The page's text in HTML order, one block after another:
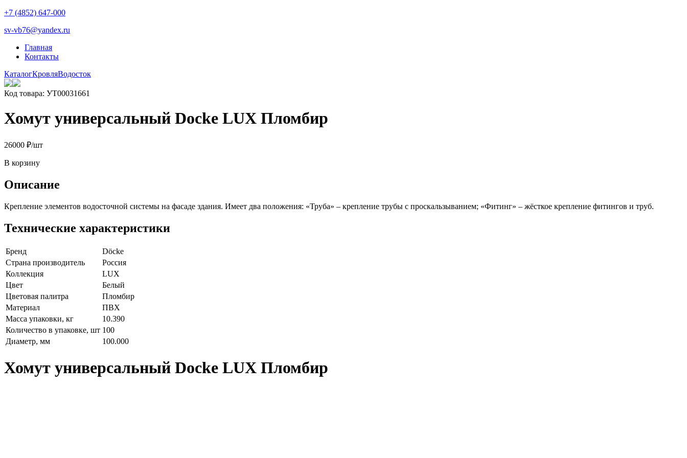
+7 (4852) 647-000
sv-vb76@yandex.ru
Главная
Контакты
КаталогКровляВодосток
Код товара: УТ00031661
Хомут универсальный Docke LUX Пломбир
26000 ₽/шт
В корзину
Описание
Крепление элементов водосточной системы на фасаде здания. Имеет два положения: «Труба» – крепление трубы с проскальзыванием; «Фитинг» – жёсткое крепление фитингов и труб.
Технические характеристики
Бренд
Döcke
Страна производитель
Россия
Коллекция
LUX
Цвет
Белый
Цветовая палитра
Пломбир
Материал
ПВХ
Масса упаковки, кг
10.390
Количество в упаковке, шт 100
Диаметр, мм
100.000
Хомут универсальный Docke LUX Пломбир